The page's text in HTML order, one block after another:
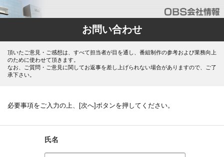
お問い合わせ
頂いたご意見・ご感想は、すべて担当者が目を通し、番組制作の参考および業務向上
のために使わせて頂きます。
なお、ご質問・ご意見に関してお返事を差し上げられない場合がありますので、ご了
承下さい。
必要事項をご入力の上、[次へ]ボタンを押してください。
氏名